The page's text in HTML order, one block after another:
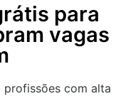
para
vagas
profissões com alta